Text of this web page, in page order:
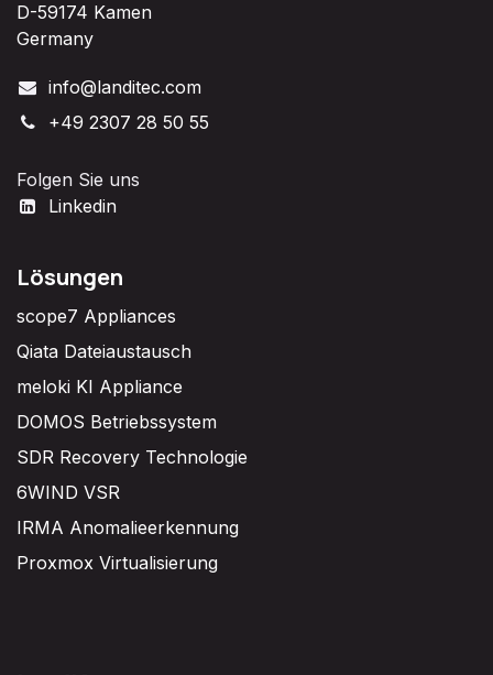
D-59174 Kamen
Germany
info@landitec.com
+49 2307 28 50 55
Folgen Sie uns
Linkedin
Lösungen
scope7 Appliances
Qiata Dateiaustausch
meloki KI Appliance
DOMOS Betriebssystem
SDR Recovery Technologie
6WIND VSR
IRMA Anomalieerkennung
Proxmox Virtualisierung